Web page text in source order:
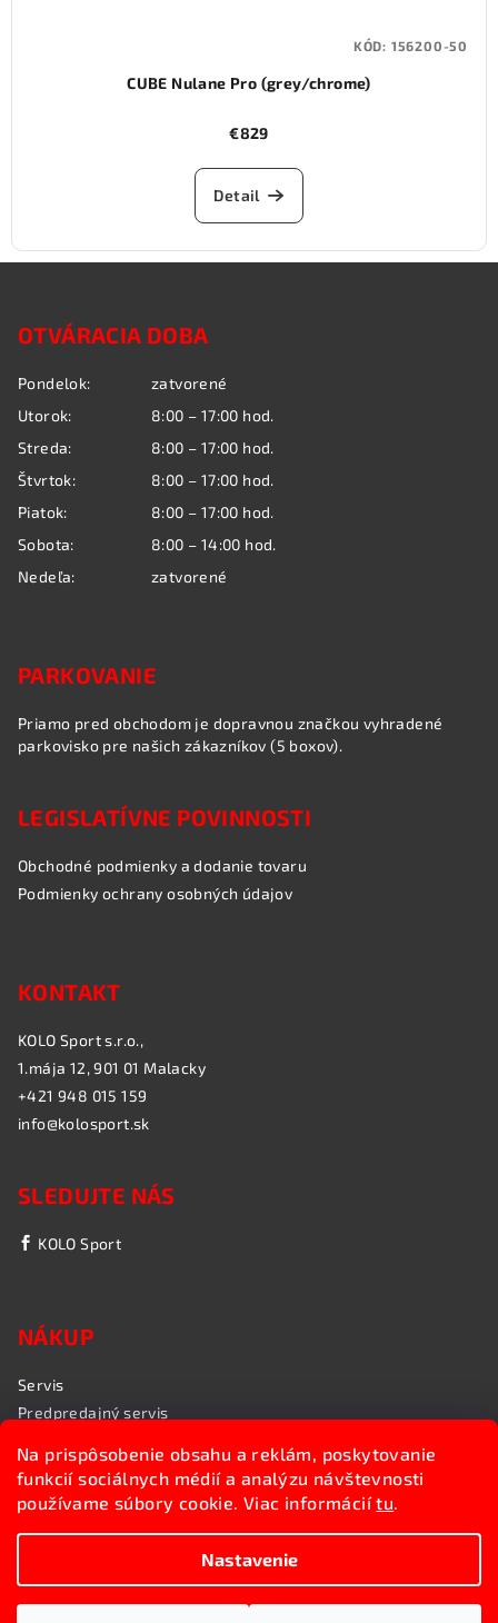
Na prispôsobenie obsahu a reklám, poskytovanie
funkcií sociálnych médií a analýzu návštevnosti
používame súbory cookie. Viac informáciítu.
Nastavenie
CUBE Nulane Pro (grey/chrome)
€829
Detail
KÓD: 156200-50
OTVÁRACIA DOBA
Pondelok:
zatvorené
Utorok:
8:00 – 17:00 hod.
Streda:
8:00 – 17:00 hod.
Štvrtok:
8:00 – 17:00 hod.
Piatok:
8:00 – 17:00 hod.
Sobota:
8:00 – 14:00 hod.
Nedeľa:
zatvorené
PARKOVANIE
Priamo pred obchodom je dopravnou značkou vyhradené
parkovisko pre našich zákazníkov (5 boxov).
LEGISLATÍVNE POVINNOSTI
Obchodné podmienky a dodanie tovaru
Podmienky ochrany osobných údajov
KONTAKT
KOLO Sport s.r.o.,
1.mája 12, 901 01 Malacky
+421 948 015 159
info@kolosport.sk
SLEDUJTE NÁS
KOLO Sport
NÁKUP
Servis
Predpredajný servis
Rozvoz bicyklov
Poradenstvo
Upraviť nastavenie cookies